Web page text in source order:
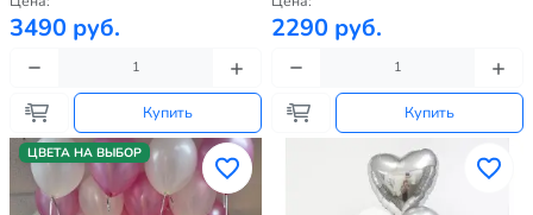
3490 руб.
Купить
2290 руб.
Купить
ЦВЕТА НА ВЫБОР